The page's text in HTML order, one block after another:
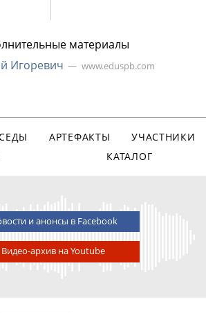
материалы
Игоревич
www.eduspb.com
АРТЕФАКТЫ
УЧАСТНИКИ
КАТАЛОГ
и анонсы в Facebook
Видео-архив на Youtube